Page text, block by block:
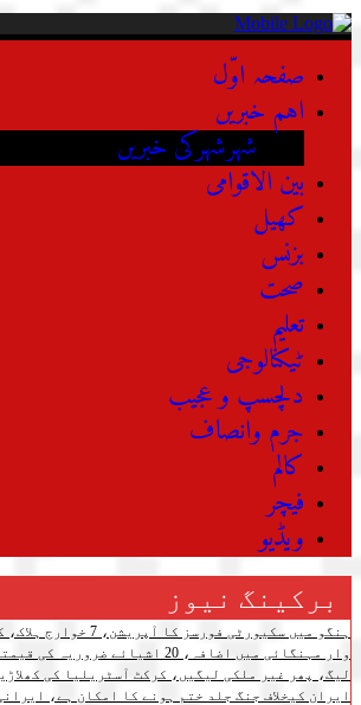
صفحہ اوّل
اہم خبریں
شہرشہرکی خبریں
بین الاقوامی
کھیل
بزنس
صحت
تعلیم
ٹیکنالوجی
دلچسپ و عجیب
جرم وانصاف
کالم
فیچر
ویڈیو
برکینگ نیوز
ہنگو میں سکیورٹی فورسز کا آپریشن، 7 خوارج ہلاک، کیپٹن حمزہ شہید
وار مہنگائی میں اضافہ، 20 اشیائے ضروریہ کی قیمتیں بڑھ گئیں
لیگ، پھر غیر ملکی لیگیں، کرکٹ آسٹریلیا کی
ایران کیخلاف جنگ جلد ختم ہونے کا امکان ہے،